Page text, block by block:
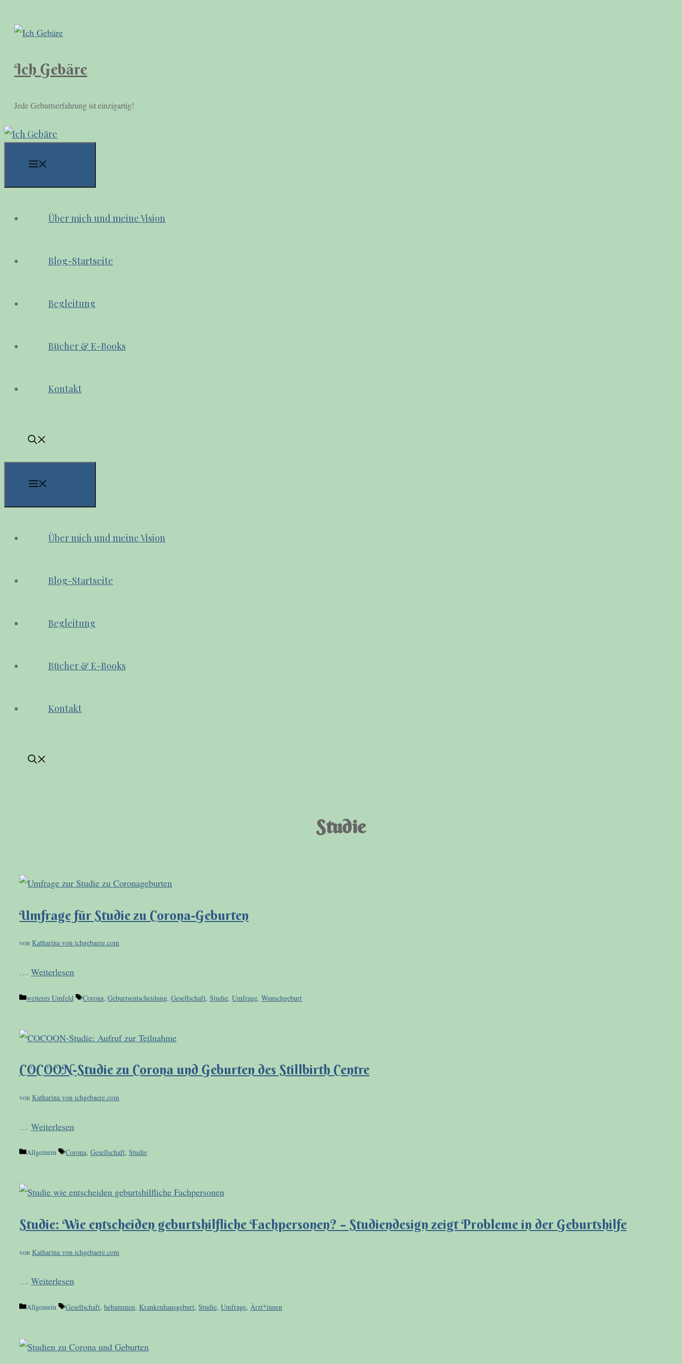
Inhalt
Ich Gebäre
Jede Geburtserfahrung ist einzigartig!
Über mich und meine Vision
Blog-Startseite
Begleitung
Bücher & E-Books
Kontakt
Über mich und meine Vision
Blog-Startseite
Begleitung
Bücher & E-Books
Kontakt
Studie
Umfrage für Studie zu Corona-Geburten
von Katharina von ichgebaere.com
… Weiterlesen
Kategorien
weiteres Umfeld Schlagwörter
Corona, Geburtsentscheidung, Gesellschaft, Studie, Umfrage, Wunschgeburt
COCOON-Studie zu Corona und Geburten des Stillbirth Centre
von Katharina von ichgebaere.com
… Weiterlesen
Kategorien
Allgemein Schlagwörter
Corona, Gesellschaft, Studie
Studie: Wie entscheiden geburtshilfliche Fachpersonen? – Studiendesign zeigt Probleme in der Geburtshilfe
von Katharina von ichgebaere.com
… Weiterlesen
Kategorien
Allgemein Schlagwörter
Gesellschaft, hebammen, Krankenhausgeburt, Studie, Umfrage, Ärzt*innen